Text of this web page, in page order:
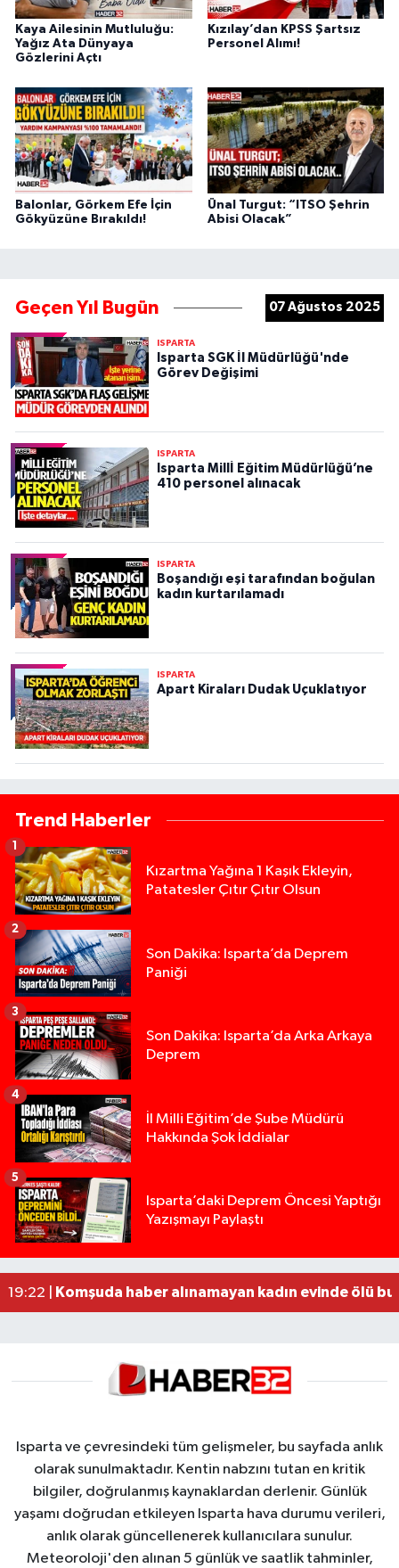
Kaya Ailesinin Mutluluğu:
Yağız Ata Dünyaya
Gözlerini Açtı
Kızılay’dan KPSS Şartsız
Personel Alımı!
Balonlar, Görkem Efe İçin
Gökyüzüne Bırakıldı!
Ünal Turgut: “ITSO Şehrin
Abisi Olacak”
Geçen Yıl Bugün 07 Ağustos 2025
ISPARTA
Isparta SGK İl Müdürlüğü'nde
Görev Değişimi
ISPARTA
Isparta Millİ Eğitim Müdürlüğü’ne
410 personel alınacak
ISPARTA
Boşandığı eşi tarafından boğulan
kadın kurtarılamadı
ISPARTA
Apart Kiraları Dudak Uçuklatıyor
Trend Haberler
Kızartma Yağına 1 Kaşık Ekleyin,
Patatesler Çıtır Çıtır Olsun
1
Son Dakika: Isparta’da Deprem
Paniği
2
Son Dakika: Isparta’da Arka Arkaya
Deprem
3
İl Milli Eğitim’de Şube Müdürü
Hakkında Şok İddialar
4
Isparta’daki Deprem Öncesi Yaptığı
Yazışmayı Paylaştı
5
13:00 |Yığılca'da kardeşler arasındaki silahlı kavgada
12:48 |Tur teknesi çalışanlarının birbirine girdiği kavga
02:26 |MOTOSİKLETLE ÇARPIŞAN OTOMOBİL GÜL
19:22 |
Komşuda haber alınamayan kadın evinde ölü
Isparta ve çevresindeki tüm gelişmeler, bu sayfada anlık
olarak sunulmaktadır. Kentin nabzını tutan en kritik
bilgiler, doğrulanmış kaynaklardan derlenir. Günlük
yaşamı doğrudan etkileyen Isparta hava durumu verileri,
anlık olarak güncellenerek kullanıcılara sunulur.
Meteoroloji'den alınan 5 günlük ve saatlik tahminler,